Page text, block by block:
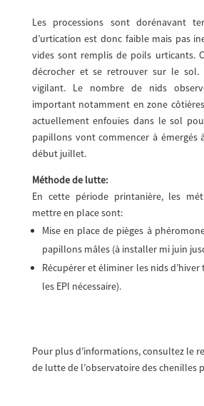
Les processions sont dorénavant
d’urtication est donc faible mais pas
vides sont remplis de poils urticants.
décrocher et se retrouver sur le
vigilant. Le nombre de nids
important notamment en zone
actuellement enfouies dans le sol
papillons vont commencer à
début juillet.
Méthode de lutte:
En cette période printanière, les
mettre en place sont:
Mise en place de pièges à
papillons mâles (à installer mi juin
Récupérer et éliminer les nids
les EPI nécessaire).
Pour plus d’informations, consultez le
de lutte de l’observatoire des chenilles